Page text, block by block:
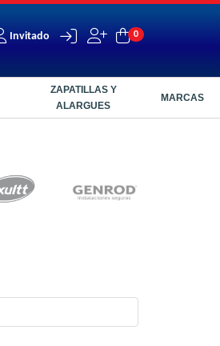
Invitado 0
ZAPATILLAS Y
ALARGUES
MARCAS